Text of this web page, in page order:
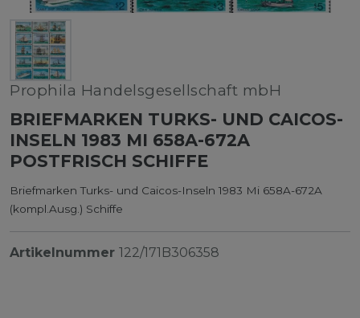
Prophila Handelsgesellschaft mbH
BRIEFMARKEN TURKS- UND CAICOS-
INSELN 1983 MI 658A-672A
POSTFRISCH SCHIFFE
Briefmarken Turks- und Caicos-Inseln 1983 Mi 658A-672A
(kompl.Ausg.) Schiffe
Artikelnummer 122/171B306358